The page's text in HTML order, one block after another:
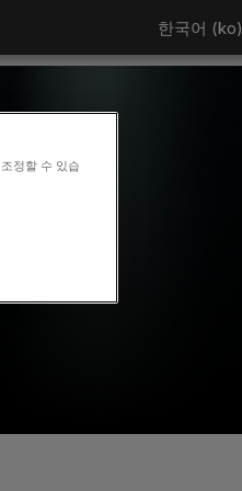
한국어 ‎(ko)‎
정할 수 있습